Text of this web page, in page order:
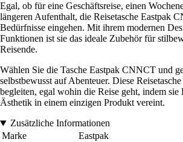
Egal, ob für eine Geschäftsreise, einen
längeren Aufenthalt, die Reisetasche Eastpak
Bedürfnisse eingehen. Mit ihrem modernen
Funktionen ist sie das ideale Zubehör für
Reisende.
Wählen Sie die Tasche Eastpak CNNCT und
selbstbewusst auf Abenteuer. Diese
begleiten, egal wohin die Reise geht, indem sie
Ästhetik in einem einzigen Produkt vereint.
Zusätzliche Informationen
Marke
Eastpak